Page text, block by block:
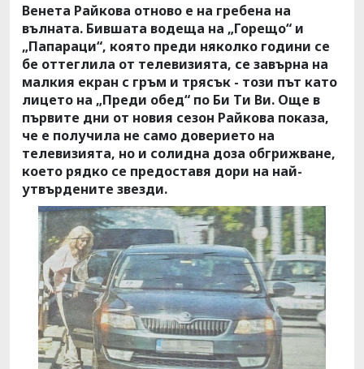
Венета Райкова отново е на гребена на
вълната. Бившата водеща на „Горещо“ и
„Папараци“, която преди няколко години се
бе оттеглила от телевизията, се завърна на
малкия екран с гръм и трясък - този път като
лицето на „Преди обед“ по Би Ти Ви. Още в
първите дни от новия сезон Райкова показа,
че е получила не само доверието на
телевизията, но и солидна доза обгрижване,
което рядко се предоставя дори на най-
утвърдените звезди.